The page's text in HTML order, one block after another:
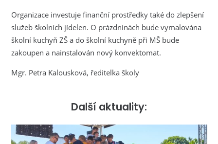
Organizace investuje finanční prostředky také do zlepšení
služeb školních jídelen. O prázdninách bude vymalována
školní kuchyň ZŠ a do školní kuchyně při MŠ bude
zakoupen a nainstalován nový konvektomat.
Mgr. Petra Kalousková, ředitelka školy
Další aktuality: